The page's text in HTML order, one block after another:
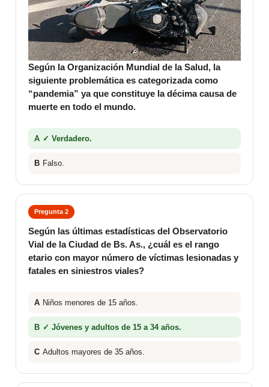
Según la Organización Mundial de la Salud, la
siguiente problemática es categorizada como
“pandemia” ya que constituye la décima causa de
muerte en todo el mundo.
A ✓ Verdadero.
B Falso.
Pregunta 2
Según las últimas estadísticas del Observatorio
Vial de la Ciudad de Bs. As., ¿cuál es el rango
etario con mayor número de víctimas lesionadas y
fatales en siniestros viales?
A Niños menores de 15 años.
B ✓ Jóvenes y adultos de 15 a 34 años.
C Adultos mayores de 35 años.